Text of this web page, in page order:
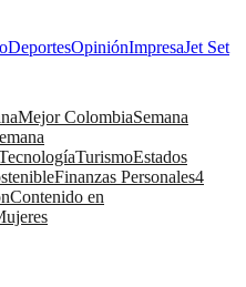
DeportesOpiniónImpresaJet Set
Mejor ColombiaSemana
TurismoEstados
Finanzas Personales4
Contenido en